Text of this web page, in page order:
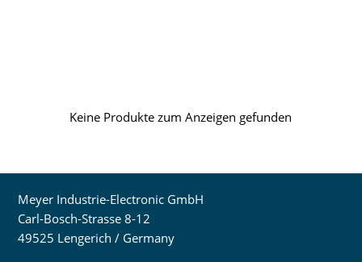
Keine Produkte zum Anzeigen gefunden
Meyer Industrie-Electronic GmbH
Carl-Bosch-Strasse 8-12
49525 Lengerich / Germany